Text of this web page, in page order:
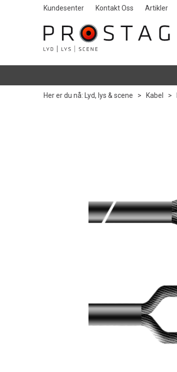
Kundesenter Kontakt Oss Artikler
Her er du nå: Lyd, lys & scene > Kabel >